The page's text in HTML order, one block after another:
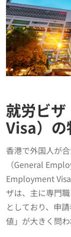
就労ビ
Visa）の
香港で外国人が
（General
Employment
ザは、主に専門
としており、申
値」が大きく問わ